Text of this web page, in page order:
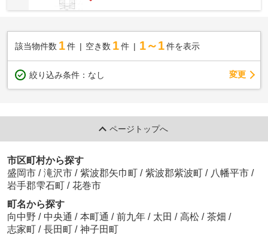
該当物件数 1件 空き数 1 件 1～1 件を表示
絞り込み条件： なし 変更
ページトップへ
市区町村から探す
盛岡市 / 滝沢市 / 紫波郡矢巾町 / 紫波郡紫波町 / 八幡平市 /
岩手郡雫石町 / 花巻市
町名から探す
向中野 / 中央通 / 本町通 / 前九年 / 太田 / 高松 / 茶畑 /
志家町 / 長田町 / 神子田町